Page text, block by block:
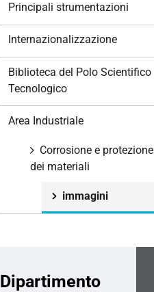
Principali strumentazioni
Internazionalizzazione
Biblioteca del Polo Scientifico
Tecnologico
Area Industriale
Corrosione e protezione
dei materiali
immagini
Dipartimento